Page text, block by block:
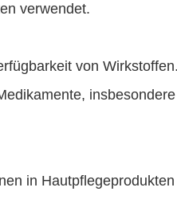
verwendet.
von Wirkstoffen.
in